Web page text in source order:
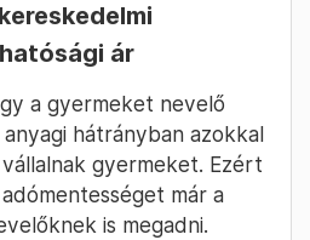
ár
a gyermeket nevelő
hátrányban azokkal
gyermeket. Ezért
már a
is megadni.